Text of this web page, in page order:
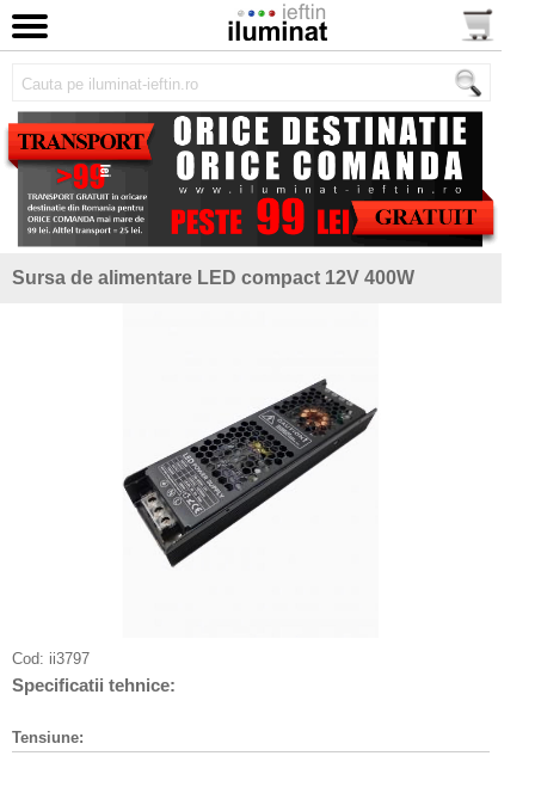
Sursa de alimentare LED compact 12V 400W
Cod: ii3797
Specificatii tehnice:
Tensiune: